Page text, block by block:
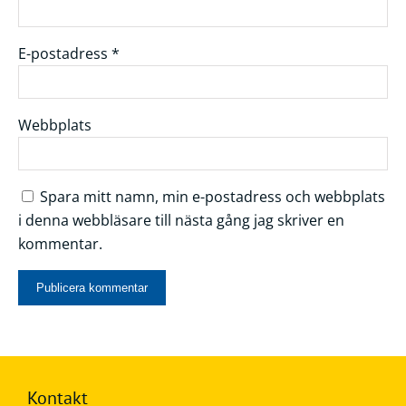
E-postadress *
Webbplats
Spara mitt namn, min e-postadress och webbplats
i denna webbläsare till nästa gång jag skriver en
kommentar.
Kontakt